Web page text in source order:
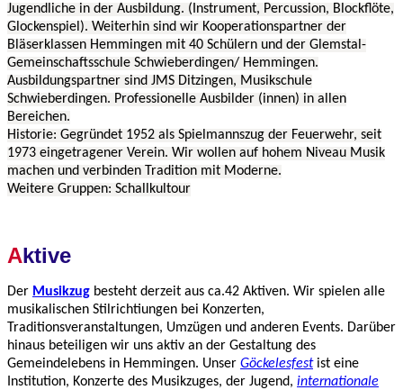
Jugendliche in der Ausbildung. (Instrument, Percussion, Blockflöte,
Glockenspiel). Weiterhin sind wir Kooperationspartner der
Bläserklassen Hemmingen mit 40 Schülern und der Glemstal-
Gemeinschaftsschule Schwieberdingen/ Hemmingen.
Ausbildungspartner sind JMS Ditzingen, Musikschule
Schwieberdingen. Professionelle Ausbilder (innen) in allen
Bereichen.
Historie: Gegründet 1952 als Spielmannszug der Feuerwehr, seit
1973 eingetragener Verein. Wir wollen auf hohem Niveau Musik
machen und verbinden Tradition mit Moderne.
Weitere Gruppen: Schallkultour
Aktive
Der Musikzug besteht derzeit aus ca.42 Aktiven. Wir spielen alle
musikalischen Stilrichtiungen bei Konzerten,
Traditionsveranstaltungen, Umzügen und anderen Events. Darüber
hinaus beteiligen wir uns aktiv an der Gestaltung des
Gemeindelebens in Hemmingen. Unser Göckelesfestist eine
Institution, Konzerte des Musikzuges, der Jugend, internationale